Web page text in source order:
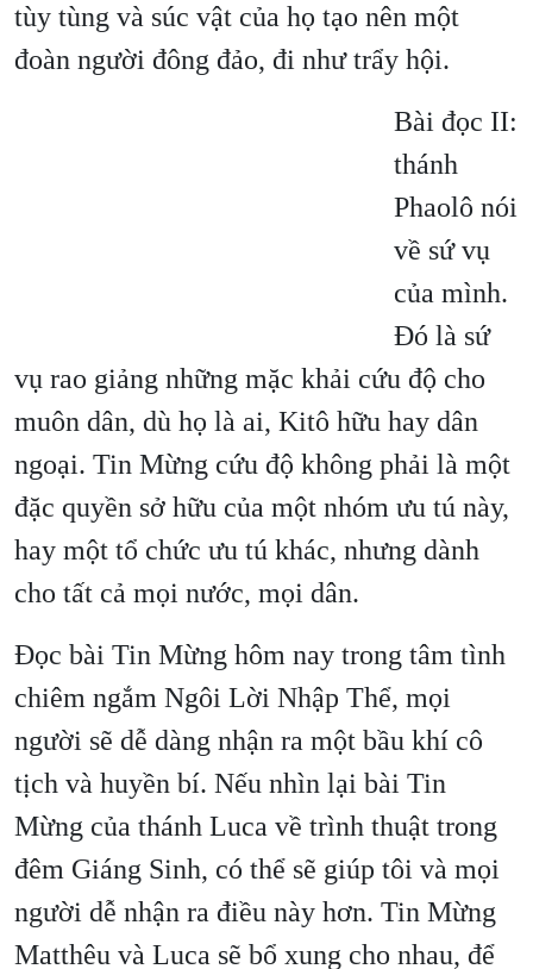
tùy tùng và súc vật của họ tạo nên một
đoàn người đông đảo, đi như trẩy hội.
Bài đọc II:
thánh
Phaolô nói
về sứ vụ
của mình.
Đó là sứ
vụ rao giảng những mặc khải cứu độ cho
muôn dân, dù họ là ai, Kitô hữu hay dân
ngoại. Tin Mừng cứu độ không phải là một
đặc quyền sở hữu của một nhóm ưu tú này,
hay một tổ chức ưu tú khác, nhưng dành
cho tất cả mọi nước, mọi dân.
Đọc bài Tin Mừng hôm nay trong tâm tình
chiêm ngắm Ngôi Lời Nhập Thể, mọi
người sẽ dễ dàng nhận ra một bầu khí cô
tịch và huyền bí. Nếu nhìn lại bài Tin
Mừng của thánh Luca về trình thuật trong
đêm Giáng Sinh, có thể sẽ giúp tôi và mọi
người dễ nhận ra điều này hơn. Tin Mừng
Matthêu và Luca sẽ bổ xung cho nhau, để